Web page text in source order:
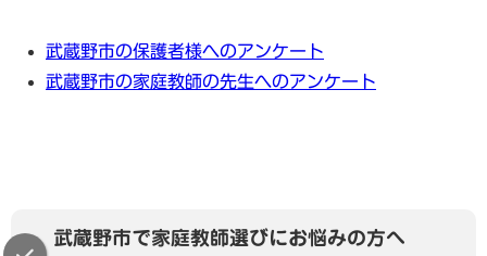
武蔵野市の保護者様へのアンケート
武蔵野市の家庭教師の先生へのアンケート
武蔵野市で家庭教師選びにお悩みの方へ